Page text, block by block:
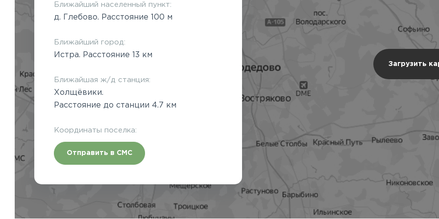
Загрузить
Ближайший населенный пункт:
д. Глебово. Расстояние 100 м
Ближайший город:
Истра. Расстояние 13 км
Ближайшая ж/д станция:
Холщёвики.
Расстояние до станции 4.7 км
Координаты поселка:
Отправить в СМС